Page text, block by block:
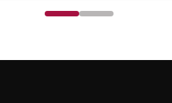
för borrning i härdat stål, gjutjärn,
aluminium, legerat och olegerat